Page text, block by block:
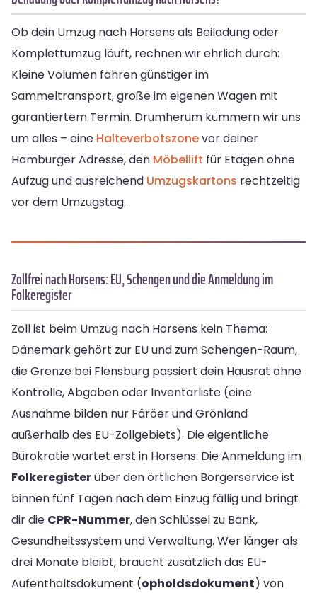
Ob dein Umzug nach Horsens als Beiladung oder
Komplettumzug läuft, rechnen wir ehrlich durch:
Kleine Volumen fahren günstiger im
Sammeltransport, große im eigenen Wagen mit
garantiertem Termin. Drumherum kümmern wir uns
um alles – eine Halteverbotszonevor deiner
Hamburger Adresse, den Möbellift für Etagen ohne
Aufzug und ausreichend Umzugskartons rechtzeitig
vor dem Umzugstag.
Zollfrei nach Horsens: EU, Schengen und die Anmeldung im
Folkeregister
Zoll ist beim Umzug nach Horsens kein Thema:
Dänemark gehört zur EU und zum Schengen-Raum,
die Grenze bei Flensburg passiert dein Hausrat ohne
Kontrolle, Abgaben oder Inventarliste (eine
Ausnahme bilden nur Färöer und Grönland
außerhalb des EU-Zollgebiets). Die eigentliche
Bürokratie wartet erst in Horsens: Die Anmeldung im
Folkeregisterüber den örtlichen Borgerservice ist
binnen fünf Tagen nach dem Einzug fällig und bringt
dir die CPR-Nummer, den Schlüssel zu Bank,
Gesundheitssystem und Verwaltung. Wer länger als
drei Monate bleibt, braucht zusätzlich das EU-
Aufenthaltsdokument (opholdsdokument) von